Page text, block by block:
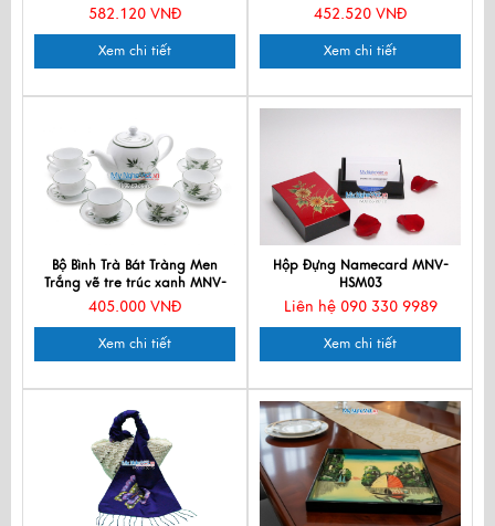
582.120 VNĐ
Xem chi tiết
452.520 VNĐ
Xem chi tiết
Bộ Bình Trà Bát Tràng Men
Trắng vẽ tre trúc xanh MNV-
TS001-1
405.000 VNĐ
Xem chi tiết
Hộp Đựng Namecard MNV-
HSM03
Liên hệ 090 330 9989
Xem chi tiết